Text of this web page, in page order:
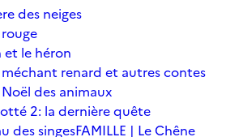
des neiges
et le héron
méchant renard et autres contes
des animaux
2: la dernière quête
des singesFAMILLE | Le Chêne